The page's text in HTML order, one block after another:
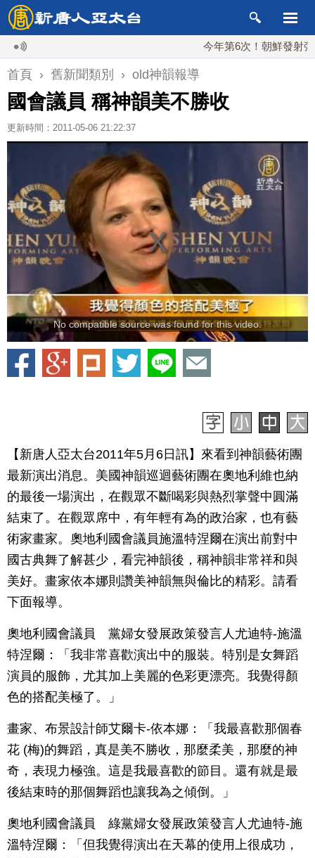
今年第6次！朝鮮發射彈道
首頁 › 舊新聞類別 › old神韻報導
國會議員 稱神韻美不勝收
更新時間：2011-05-06 21:22:37
No compatible source was found for this video.
【新唐人亞太台2011年5月6日訊】來看到神韻藝術團
最新演出消息。美國神韻巡迴藝術團在奧地利維也納
的最後一場演出，在觀眾不斷喝彩與熱烈掌聲中圓滿
結束了。在觀眾席中，有年輕有為的政治家，也有藝
術家畫家。奧地利國會議員施溫特涅爾在演出前對中
國古典舞了解甚少，看完神韻後，稱神韻非常祥和與
美好。畫家依本娜則讚美神韻無與倫比的精彩。請看
下面報導。
奧地利國會議員 黨婦女發展政策發言人尤迪特-施溫
特涅爾：「我非常喜歡演出中的服裝。特別是女舞蹈
演員的服飾，尤其加上美麗的色彩更漂亮。我覺得顏
色的搭配美極了。」
畫家、布景設計師艾爾卡-依本娜：「我最喜歡那個春
花 (梅)的舞蹈，真是美不勝收，那麼柔美，那麼的神
奇，表現力極強。這是我最喜歡的節目。還有就是最
後結束時的那個舞蹈也讓我為之傾倒。」
奧地利國會議員 綠黨婦女發展政策發言人尤迪特-施
溫特涅爾：「但我覺得演出在天幕的使用上很成功，